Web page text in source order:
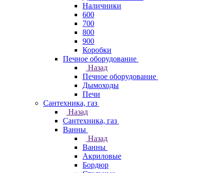
Наличники
600
700
800
900
Коробки
Печное оборудование
Назад
Печное оборудование
Дымоходы
Печи
Сантехника, газ
Назад
Сантехника, газ
Ванны
Назад
Ванны
Акриловые
Бордюр